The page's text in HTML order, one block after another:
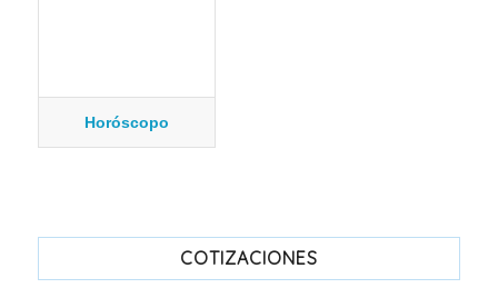
Horóscopo
COTIZACIONES